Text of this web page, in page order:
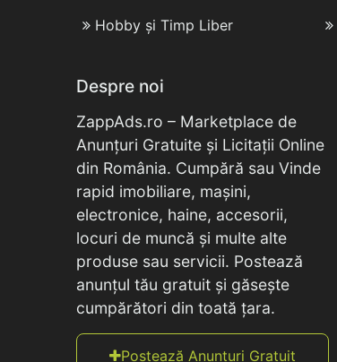
Hobby și Timp Liber
Despre noi
ZappAds.ro – Marketplace de
Anunțuri Gratuite și Licitații Online
din România. Cumpără sau Vinde
rapid imobiliare, mașini,
electronice, haine, accesorii,
locuri de muncă și multe alte
produse sau servicii. Postează
anunțul tău gratuit și găsește
cumpărători din toată țara.
Postează Anunțuri Gratuit